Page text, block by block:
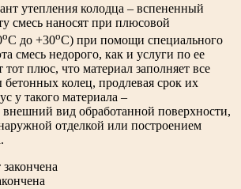
утепления колодца – вспененный
смесь наносят при плюсовой
оС до +30оС) при помощи специального
смесь недорого, как и услуги по ее
плюс, что материал заполняет все
колец, продлевая срок их
у такого материала –
внешний вид обработанной поверхности,
отделкой или построением